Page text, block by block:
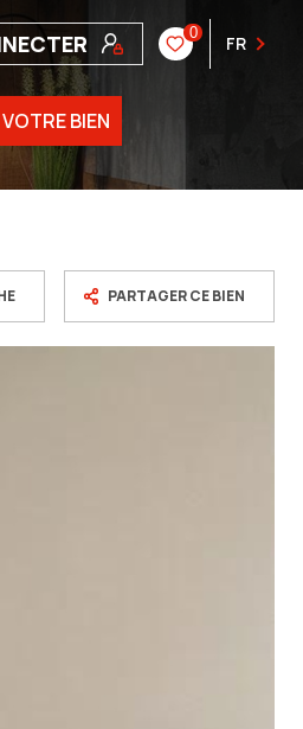
0 FR
BIEN
PARTAGER CE BIEN